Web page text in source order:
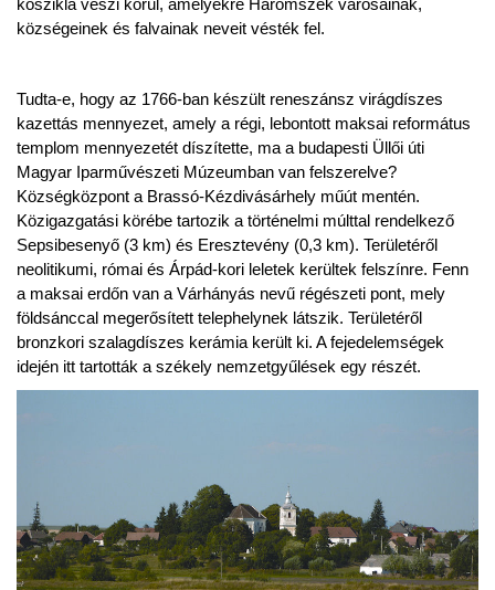
kőszikla veszi körül, amelyekre Háromszék városainak,
községeinek és falvainak neveit vésték fel.
Tudta-e, hogy az 1766-ban készült reneszánsz virágdíszes
kazettás mennyezet, amely a régi, lebontott maksai református
templom mennyezetét díszítette, ma a budapesti Üllői úti
Magyar Iparművészeti Múzeumban van felszerelve?
Községközpont a Brassó-Kézdivásárhely műút mentén.
Közigazgatási körébe tartozik a történelmi múlttal rendelkező
Sepsibesenyő (3 km) és Eresztevény (0,3 km). Területéről
neolitikumi, római és Árpád-kori leletek kerültek felszínre. Fenn
a maksai erdőn van a Várhányás nevű régészeti pont, mely
földsánccal megerősített telephelynek látszik. Területéről
bronzkori szalagdíszes kerámia került ki. A fejedelemségek
idején itt tartották a székely nemzetgyűlések egy részét.